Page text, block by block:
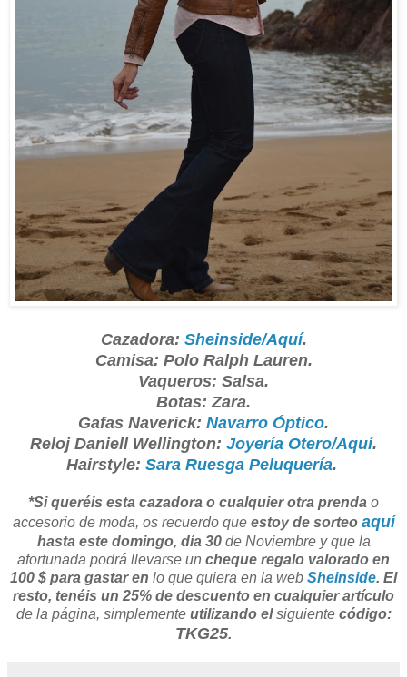
Cazadora: Sheinside/Aquí.
Camisa: Polo Ralph Lauren.
Vaqueros: Salsa.
Botas: Zara.
Gafas Naverick: Navarro Óptico.
Reloj Daniell Wellington: Joyería Otero/Aquí.
Hairstyle: Sara Ruesga Peluquería.
*Si queréis esta cazadora o cualquier otra prenda o
accesorio de moda, os recuerdo que estoy de sorteo aquí
hasta este domingo, día 30 de Noviembre y que la
afortunada podrá llevarse un cheque regalo valorado en
100 $ para gastar en lo que quiera en la web Sheinside. El
resto, tenéis un 25% de descuento en cualquier artículo
de la página, simplemente utilizando elsiguiente código:
TKG25.